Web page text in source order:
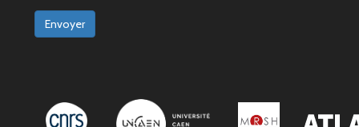
Envoyer